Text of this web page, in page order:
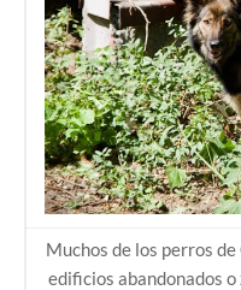
Muchos de los perros de
edificios abandonados